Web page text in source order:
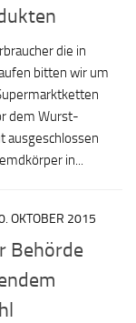
die in
bitten wir um
dem Wurst-
ausgeschlossen
in...
OKTOBER 2015
Behörde